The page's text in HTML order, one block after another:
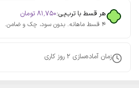
هر قسط با ترب‌پی:۸۱٬۷۵۰ تومان
۴ قسط ماهانه. بدون سود، چک و ضامن.
زمان آماده‌سازی 2 روز کاری